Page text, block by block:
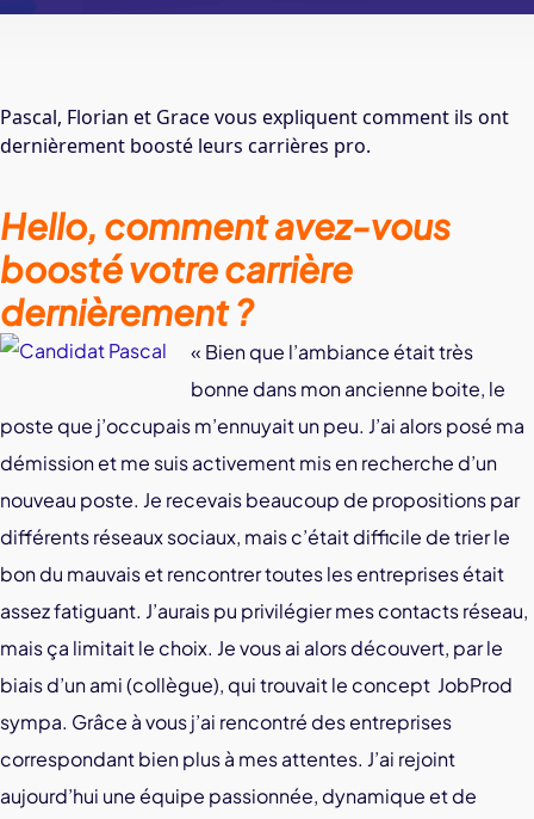
Pascal, Florian et Grace vous expliquent comment ils ont
dernièrement boosté leurs carrières pro.
Hello, comment avez-vous
boosté votre carrière
dernièrement ?
« Bien que l’ambiance était très
bonne dans mon ancienne boite, le
poste que j’occupais m’ennuyait un peu. J’ai alors posé ma
démission et me suis activement mis en recherche d’un
nouveau poste. Je recevais beaucoup de propositions par
différents réseaux sociaux, mais c’était difficile de trier le
bon du mauvais et rencontrer toutes les entreprises était
assez fatiguant. J’aurais pu privilégier mes contacts réseau,
mais ça limitait le choix. Je vous ai alors découvert, par le
biais d’un ami (collègue), qui trouvait le concept JobProd
sympa. Grâce à vous j’ai rencontré des entreprises
correspondant bien plus à mes attentes. J’ai rejoint
aujourd’hui une équipe passionnée, dynamique et de